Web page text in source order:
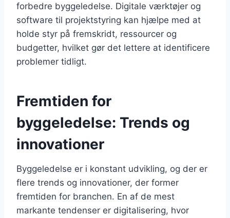
forbedre byggeledelse. Digitale værktøjer og
software til projektstyring kan hjælpe med at
holde styr på fremskridt, ressourcer og
budgetter, hvilket gør det lettere at identificere
problemer tidligt.
Fremtiden for
byggeledelse: Trends og
innovationer
Byggeledelse er i konstant udvikling, og der er
flere trends og innovationer, der former
fremtiden for branchen. En af de mest
markante tendenser er digitalisering, hvor